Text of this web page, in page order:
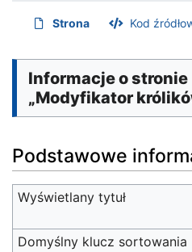
Strona Kod
Informacje o stronie
„Modyfikator
Podstawowe
Wyświetlany tytuł
Domyślny klucz sortowania